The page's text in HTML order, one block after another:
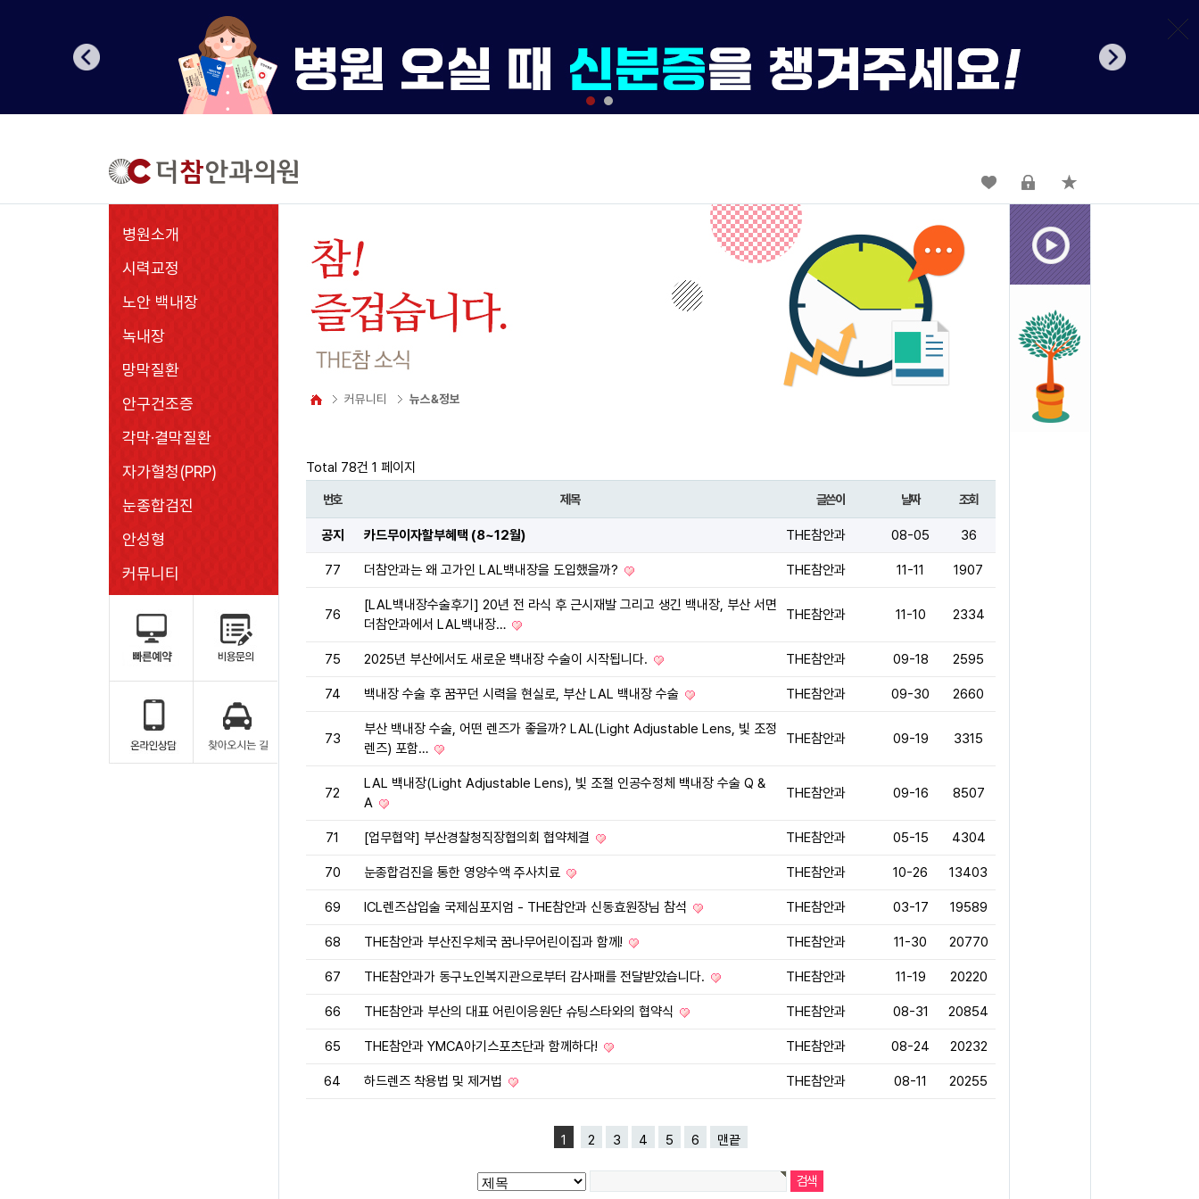
병원소개
시력교정
노안 백내장
녹내장
망막질환
안구건조증
각막·결막질환
자가혈청(PRP)
눈종합검진
안성형
커뮤니티
커뮤니티 뉴스&정보
Total 78건 1 페이지
번호 제목 글쓴이 날짜 조회
공지 카드무이자할부혜택 (8~12월) THE참안과 08-05 36
77 더참안과는 왜 고가인 LAL백내장을 도입했을까? THE참안과 11-11 1907
76
[LAL백내장수술후기] 20년 전 라식 후 근시재발 그리고 생긴 백내장, 부산 서면
더참안과에서 LAL백내장…
THE참안과 11-10 2334
75 2025년 부산에서도 새로운 백내장 수술이 시작됩니다. THE참안과 09-18 2595
74 백내장 수술 후 꿈꾸던 시력을 현실로, 부산 LAL 백내장 수술 THE참안과 09-30 2660
73
부산 백내장 수술, 어떤 렌즈가 좋을까? LAL(Light Adjustable Lens, 빛 조정
렌즈) 포함…
THE참안과 09-19 3315
72
LAL 백내장(Light Adjustable Lens), 빛 조절 인공수정체 백내장 수술 Q &
A
THE참안과 09-16 8507
71 [업무협약] 부산경찰청직장협의회 협약체결 THE참안과 05-15 4304
70 눈종합검진을 통한 영양수액 주사치료 THE참안과 10-26 13403
69 ICL렌즈삽입술 국제심포지엄 - THE참안과 신동효원장님 참석 THE참안과 03-17 19589
68 THE참안과 부산진우체국 꿈나무어린이집과 함께! THE참안과 11-30 20770
67 THE참안과가 동구노인복지관으로부터 감사패를 전달받았습니다. THE참안과 11-19 20220
66 THE참안과 부산의 대표 어린이응원단 슈팅스타와의 협약식 THE참안과 08-31 20854
65 THE참안과 YMCA아기스포츠단과 함께하다! THE참안과 08-24 20232
64 하드렌즈 착용법 및 제거법 THE참안과 08-11 20255
1 2 3 4 5 6 맨끝